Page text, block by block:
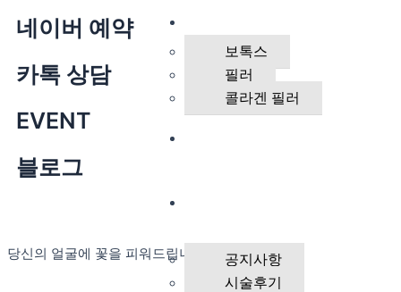
보톡스
필러
콜라겐 필러
공지사항
시술후기
네이버 예약
카톡 상담
EVENT
블로그
당신의 얼굴에 꽃을 피워드립니다.